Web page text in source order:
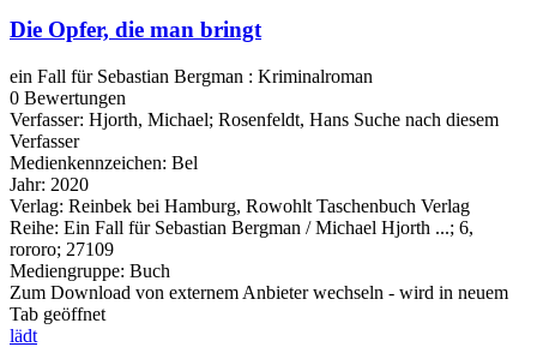
Die Opfer, die man bringt
ein Fall für Sebastian Bergman : Kriminalroman
0 Bewertungen
Verfasser: Hjorth, Michael; Rosenfeldt, Hans Suche nach diesem
Verfasser
Medienkennzeichen: Bel
Jahr: 2020
Verlag: Reinbek bei Hamburg, Rowohlt Taschenbuch Verlag
Reihe: Ein Fall für Sebastian Bergman / Michael Hjorth ...; 6,
rororo; 27109
Mediengruppe: Buch
Zum Download von externem Anbieter wechseln - wird in neuem
Tab geöffnet
lädt